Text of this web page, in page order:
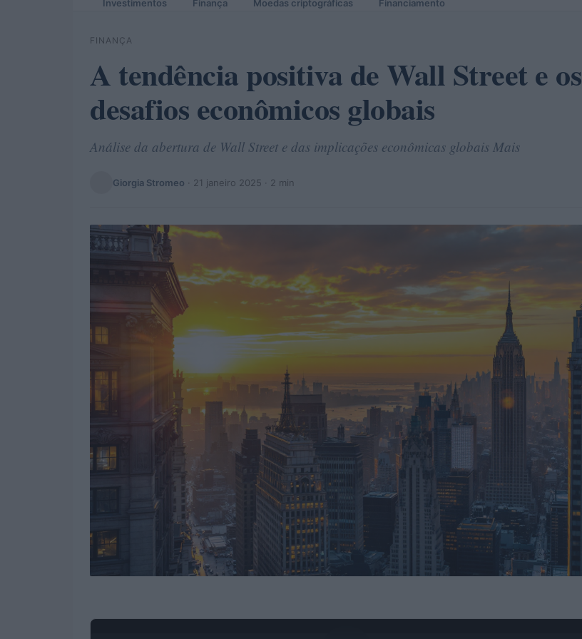
Investimentos Finança Moedas criptográficas Financiamento
FINANÇA
A tendência positiva de Wall Street e os
desafios econômicos globais
Análise da abertura de Wall Street e das implicações econômicas globais Mais
Giorgia Stromeo · 21 janeiro 2025 · 2 min